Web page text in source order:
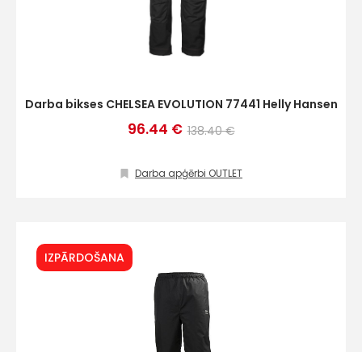
Darba bikses CHELSEA EVOLUTION 77441 Helly Hansen
96.44 € 138.40 €
Darba apģērbi OUTLET
IZPĀRDOŠANA